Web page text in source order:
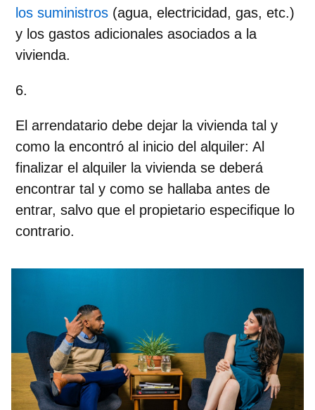
los suministros (agua, electricidad, gas, etc.)
y los gastos adicionales asociados a la
vivienda.
El arrendatario debe dejar la vivienda tal y
como la encontró al inicio del alquiler: Al
finalizar el alquiler la vivienda se deberá
encontrar tal y como se hallaba antes de
entrar, salvo que el propietario especifique lo
contrario.